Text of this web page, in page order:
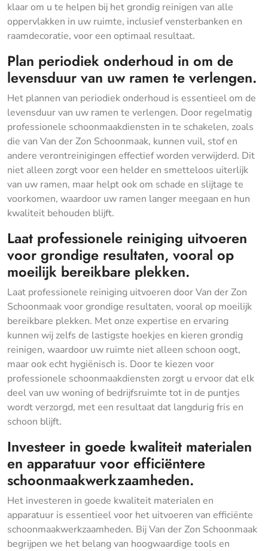
klaar om u te helpen bij het grondig reinigen van alle
oppervlakken in uw ruimte, inclusief vensterbanken en
raamdecoratie, voor een optimaal resultaat.
Plan periodiek onderhoud in om de
levensduur van uw ramen te verlengen.
Het plannen van periodiek onderhoud is essentieel om de
levensduur van uw ramen te verlengen. Door regelmatig
professionele schoonmaakdiensten in te schakelen, zoals
die van Van der Zon Schoonmaak, kunnen vuil, stof en
andere verontreinigingen effectief worden verwijderd. Dit
niet alleen zorgt voor een helder en smetteloos uiterlijk
van uw ramen, maar helpt ook om schade en slijtage te
voorkomen, waardoor uw ramen langer meegaan en hun
kwaliteit behouden blijft.
Laat professionele reiniging uitvoeren
voor grondige resultaten, vooral op
moeilijk bereikbare plekken.
Laat professionele reiniging uitvoeren door Van der Zon
Schoonmaak voor grondige resultaten, vooral op moeilijk
bereikbare plekken. Met onze expertise en ervaring
kunnen wij zelfs de lastigste hoekjes en kieren grondig
reinigen, waardoor uw ruimte niet alleen schoon oogt,
maar ook echt hygiënisch is. Door te kiezen voor
professionele schoonmaakdiensten zorgt u ervoor dat elk
deel van uw woning of bedrijfsruimte tot in de puntjes
wordt verzorgd, met een resultaat dat langdurig fris en
schoon blijft.
Investeer in goede kwaliteit materialen
en apparatuur voor efficiëntere
schoonmaakwerkzaamheden.
Het investeren in goede kwaliteit materialen en
apparatuur is essentieel voor het uitvoeren van efficiënte
schoonmaakwerkzaamheden. Bij Van der Zon Schoonmaak
begrijpen we het belang van hoogwaardige tools en